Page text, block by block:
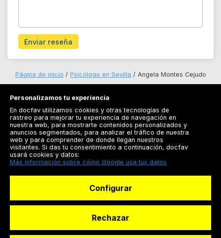
Enviar reseña
Página de inicio Psicólogo en Sevilla Angela Montes Cejudo
Registrarse
Docfav
Personalizamos tu experiencia
En docfav utilizamos cookies y otras tecnologías de
rastreo para mejorar tu experiencia de navegación en
nuestra web, para mostrarte contenidos personalizados y
anuncios segmentados, para analizar el tráfico de nuestra
web y para comprender de donde llegan nuestros
visitantes. Si das tu consentimiento a continuación, docfav
usará cookies y datos:
Más información sobre cómo Google usa tus datos
Configurar
Rechazar